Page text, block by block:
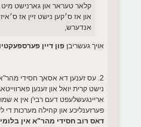
קלאר טעראר און גארנישט מיט
און אז ס׳קען נישט זיין אז
אנדערש,
אויך געשריבן פון דיין
2. עס זענען דא אסאך חסידי
נישט קרית יואל און זענען
אריינגעשלעפט דעם רבי'ן אין א
פערזענליכע און קהילה מערכות די לעצטע
דאס רוב חסידי מהר"א אין